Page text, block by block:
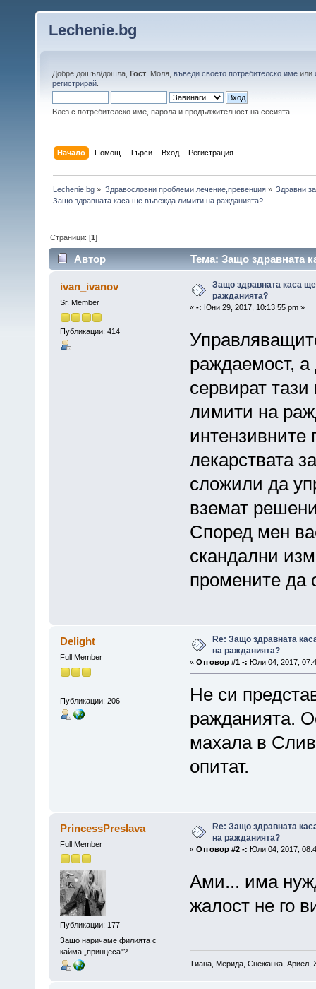
Lechenie.bg
Добре дошъл/дошла, Гост . Моля, въведи своето потребителско име или
регистрирай
Влез с потребителско име, парола и продължителност на сесията
Начало Помощ Търси Вход Регистрация
Lechenie.bg » Здравословни проблеми,лечение,превенция» Здравни
Защо здравната каса ще въвежда лимити на ражданията?
Страници: [1]
Автор
Тема: Защо здравната
пъти)
ivan_ivanov
Sr. Member
Публикации: 414
Защо здравната каса
ражданията?
« -: Юни 29, 2017, 10:13:55 pm »
раждаемост,
сервират
лимити на
интензивните
лекарствата
сложили да
вземат
Според мен
скандални
промените да
Delight
Full Member
Публикации: 206
Re: Защо здравната
на ражданията?
« Отговор #1 -: Юли 04, 2017,
Не си
ражданията.
махала в
опитат.
PrincessPreslava
Full Member
Публикации: 177
Защо наричаме филията с
кайма „принцеса"?
Re: Защо здравната
на ражданията?
« Отговор #2 -: Юли 04, 2017,
Ами... има
жалост не го
Тиана, Мерида, Снежанка,